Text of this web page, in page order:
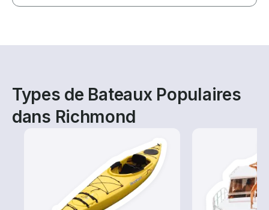
Types de Bateaux Populaires
dans Richmond